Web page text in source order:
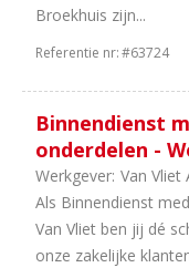
40
uur
32
uur
38
uur
Broekhuis zijn...
Referentie nr:#63724
Binnendienst
onderdelen -
Werkgever: Van Vliet
Als Binnendienst
Van Vliet ben jij dé
onze zakelijke